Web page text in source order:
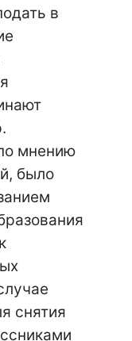
в
мнению
было
снятия